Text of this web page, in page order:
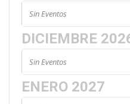
Sin Eventos
DICIEMBRE
Sin Eventos
ENERO 2027